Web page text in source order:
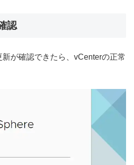
認
が確認できたら、vCenterの正常